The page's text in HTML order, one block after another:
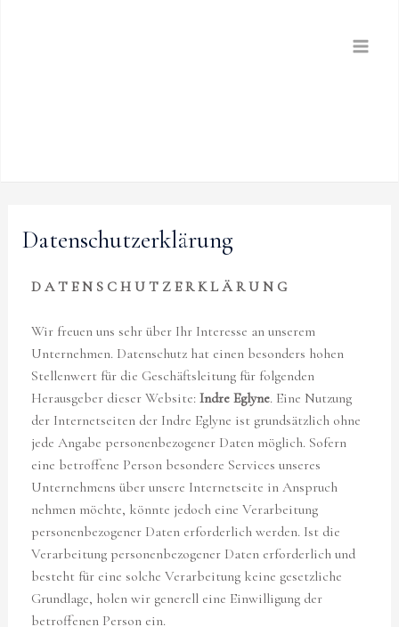
Datenschutzerklärung
D A T E N S C H U T Z E R K L Ä R U N G
Wir freuen uns sehr über Ihr Interesse an unserem
Unternehmen. Datenschutz hat einen besonders hohen
Stellenwert für die Geschäftsleitung für folgenden
Herausgeber dieser Website: Indre Eglyne. Eine Nutzung
der Internetseiten der Indre Eglyne ist grundsätzlich ohne
jede Angabe personenbezogener Daten möglich. Sofern
eine betroffene Person besondere Services unseres
Unternehmens über unsere Internetseite in Anspruch
nehmen möchte, könnte jedoch eine Verarbeitung
personenbezogener Daten erforderlich werden. Ist die
Verarbeitung personenbezogener Daten erforderlich und
besteht für eine solche Verarbeitung keine gesetzliche
Grundlage, holen wir generell eine Einwilligung der
betroffenen Person ein.